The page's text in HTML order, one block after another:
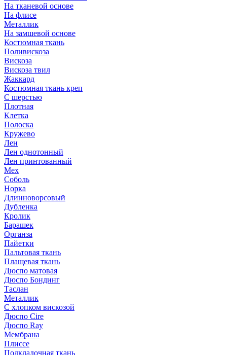
На тканевой основе
На флисе
Металлик
На замшевой основе
Костюмная ткань
Поливискоза
Вискоза
Вискоза твил
Жаккард
Костюмная ткань креп
С шерстью
Плотная
Клетка
Полоска
Кружево
Лен
Лен однотонный
Лен принтованный
Мех
Соболь
Норка
Длинноворсовый
Дубленка
Кролик
Барашек
Органза
Пайетки
Пальтовая ткань
Плащевая ткань
Дюспо матовая
Дюспо Бондинг
Таслан
Металлик
С хлопком вискозой
Дюспо Cire
Дюспо Ray
Мембрана
Плиссе
Подкладочная ткань